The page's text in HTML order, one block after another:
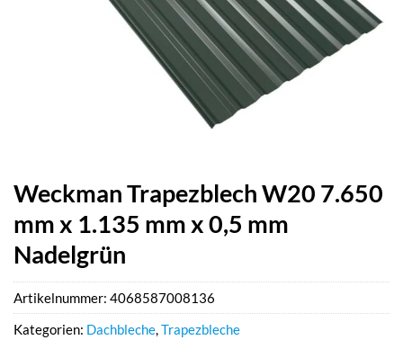
Weckman Trapezblech W20 7.650
mm x 1.135 mm x 0,5 mm
Nadelgrün
Artikelnummer: 4068587008136
Kategorien: Dachbleche,Trapezbleche